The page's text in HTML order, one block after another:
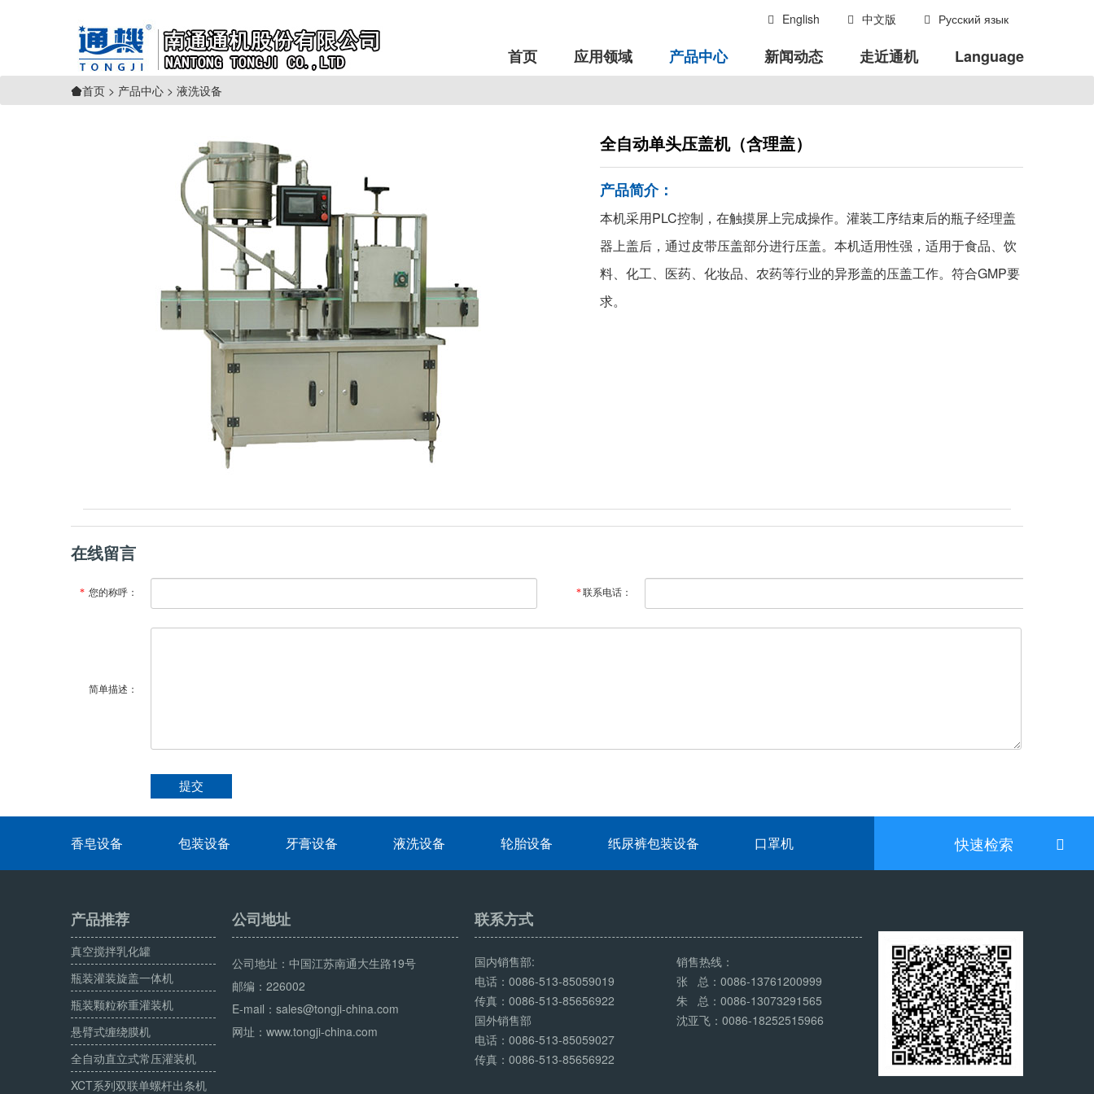
English 中文版 Русский язык
首页 应用领域 产品中心 新闻动态 走近通机 Language
首页 > 产品中心 > 液洗设备
全自动单头压盖机（含理盖）
产品简介：
本机采用PLC控制，在触摸屏上完成操作。灌装工序结束后的瓶子经理盖
器上盖后，通过皮带压盖部分进行压盖。本机适用性强，适用于食品、饮
料、化工、医药、化妆品、农药等行业的异形盖的压盖工作。符合GMP要
求。
在线留言
* 您的称呼： *联系电话：
简单描述：
香皂设备 包装设备 牙膏设备 液洗设备 轮胎设备 纸尿裤包装设备 口罩机 快速检索
产品推荐
真空搅拌乳化罐
瓶装灌装旋盖一体机
瓶装颗粒称重灌装机
悬臂式缠绕膜机
全自动直立式常压灌装机
XCT系列双联单螺杆出条机
公司地址
公司地址：中国江苏南通大生路19号
邮编：226002
E-mail：sales@tongji-china.com
网址：www.tongji-china.com
联系方式
国内销售部:
电话：0086-513-85059019
传真：0086-513-85656922
国外销售部
电话：0086-513-85059027
传真：0086-513-85656922
销售热线：
张 总：0086-13761200999
朱 总：0086-13073291565
沈亚飞：0086-18252515966